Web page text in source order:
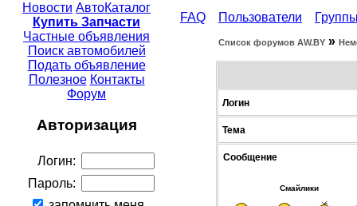
Новости АвтоКаталог
Купить Запчасти
Частные объявления
Поиск автомобилей
Подать объявление
Полезное Контакты
Форум
Авторизация
Логин:
Пароль:
FAQ Пользователи
Список форумов АW.BY »
Логин
Тема
Сообщение
Смайлики